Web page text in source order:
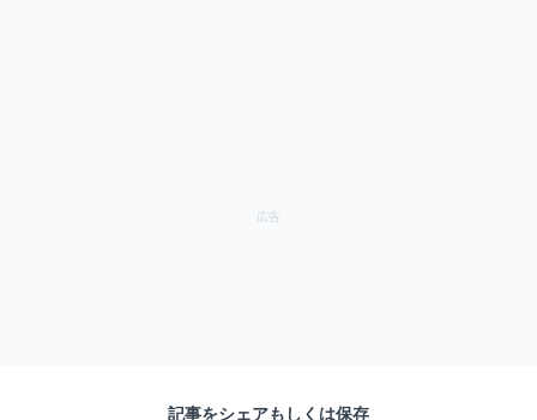
記事をシェアもしくは保存